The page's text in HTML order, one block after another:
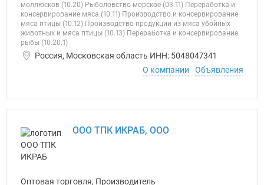
моллюсков (10.20) Рыболовство морское (03.11) Переработка и
консервирование мяса (10.11) Производство и консервирование
мяса птицы (10.12) Производство продукции из мяса убойных
животных и мяса птицы (10.13) Переработка и консервирование
рыбы (10.20.1)
Россия, Московская область ИНН: 5048047341
О компании
Объявления
ООО ТПК ИКРАБ, ООО
Оптовая торговля, Производитель